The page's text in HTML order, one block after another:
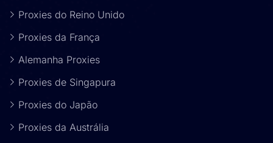
Proxies do Reino Unido
Proxies da França
Alemanha Proxies
Proxies de Singapura
Proxies do Japão
Proxies da Austrália